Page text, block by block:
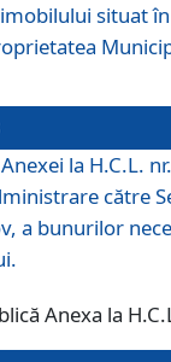
situat
la H.C.L.
către
a bunurilor
Anexa la